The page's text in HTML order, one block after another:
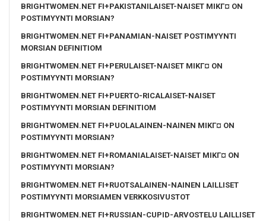
BRIGHTWOMEN.NET FI+PAKISTANILAISET-NAISET MIKГ¤ ON
POSTIMYYNTI MORSIAN?
BRIGHTWOMEN.NET FI+PANAMIAN-NAISET POSTIMYYNTI
MORSIAN DEFINITIOM
BRIGHTWOMEN.NET FI+PERULAISET-NAISET MIKГ¤ ON
POSTIMYYNTI MORSIAN?
BRIGHTWOMEN.NET FI+PUERTO-RICALAISET-NAISET
POSTIMYYNTI MORSIAN DEFINITIOM
BRIGHTWOMEN.NET FI+PUOLALAINEN-NAINEN MIKГ¤ ON
POSTIMYYNTI MORSIAN?
BRIGHTWOMEN.NET FI+ROMANIALAISET-NAISET MIKГ¤ ON
POSTIMYYNTI MORSIAN?
BRIGHTWOMEN.NET FI+RUOTSALAINEN-NAINEN LAILLISET
POSTIMYYNTI MORSIAMEN VERKKOSIVUSTOT
BRIGHTWOMEN.NET FI+RUSSIAN-CUPID-ARVOSTELU LAILLISET